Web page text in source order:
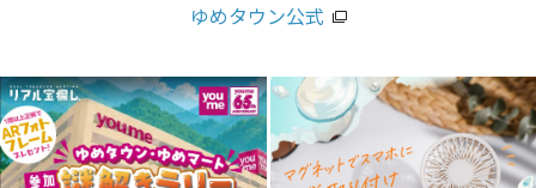
ゆめタウン公式